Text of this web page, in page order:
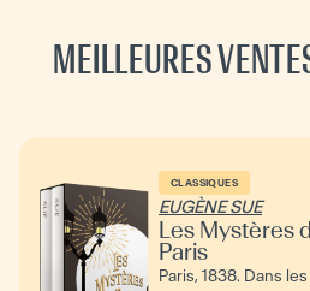
MEILLEURES
CLASSIQUES
EUGÈNE SUE
Les Mystères
Paris
Paris, 1838. Dans les